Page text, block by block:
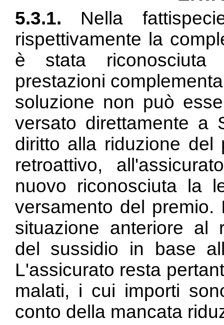
5.3.1. Nella
rispettivamente la
è stata
prestazioni
soluzione non può
versato direttamente a
diritto alla riduzione del
retroattivo,
nuovo riconosciuta la
versamento del
situazione anteriore al
del sussidio in base
L'assicurato resta
malati, i cui importi
conto della mancata